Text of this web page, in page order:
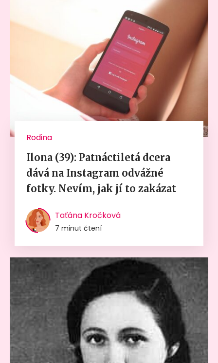
Rodina
Ilona (39): Patnáctiletá dcera
dává na Instagram odvážné
fotky. Nevím, jak jí to zakázat
Taťána Kročková
7 minut čtení